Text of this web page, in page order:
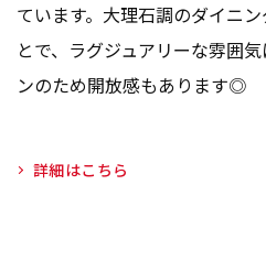
ています。大理石調のダイニ
とで、ラグジュアリーな雰囲
ンのため開放感もあります◎
詳細はこちら